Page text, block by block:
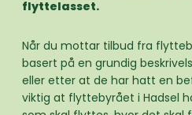
flyttelasset.
Når du mottar tilbud fra
basert på en grundig
eller etter at de har hatt en
viktig at flyttebyrået i Hadsel